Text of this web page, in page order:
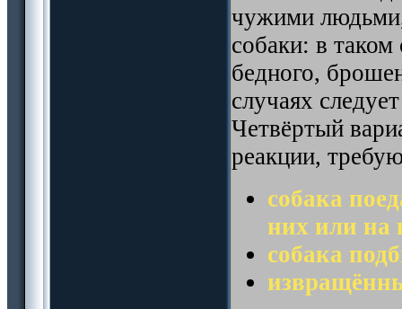
чужими
собаки: в таком
бедного,
случаях
Четвёртый
реакции,
собака
них или на
собака